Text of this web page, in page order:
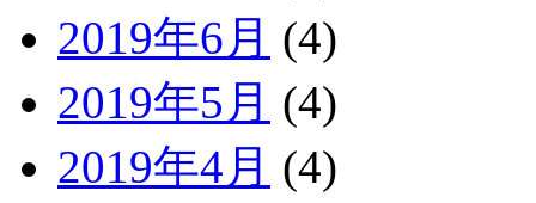
2019年6月 (4)
2019年5月 (4)
2019年4月 (4)